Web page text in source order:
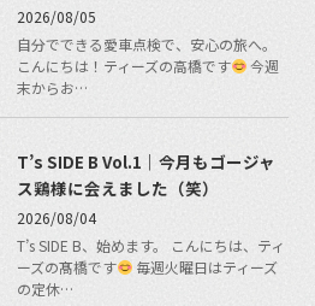
2026/08/05
自分でできる愛車点検で、安心の旅へ。
こんにちは！ティーズの高橋です
今週
末からお…
T’s SIDE B Vol.1｜今月もゴージャ
ス鶏様に会えました（笑）
2026/08/04
T’s SIDE B、始めます。 こんにちは、ティ
ーズの髙橋です
毎週火曜日はティーズ
の定休…